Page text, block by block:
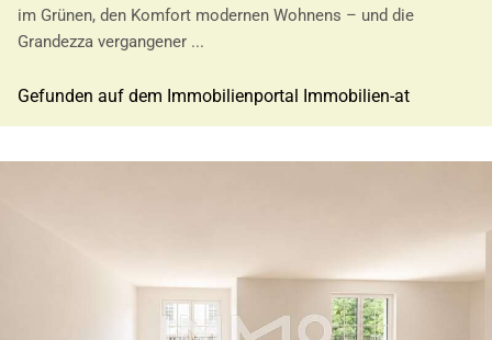
im Grünen, den Komfort modernen Wohnens – und die
Grandezza vergangener ...
Gefunden auf dem Immobilienportal Immobilien-at